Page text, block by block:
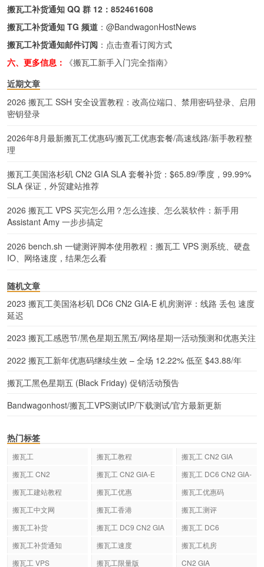
搬瓦工补货通知 QQ 群 12： 852461608
搬瓦工补货通知 TG 频道 ： @BandwagonHostNews
搬瓦工补货通知邮件订阅 ： 点击查看订阅方式
六、更多信息：
《搬瓦工新手入门完全指南》
近期文章
2026 搬瓦工 SSH 安全设置教程：改高位端口、禁用密码登录、启用
密钥登录
2026年8月最新搬瓦工优惠码/搬瓦工优惠套餐/高速线路/新手教程整
理
搬瓦工美国洛杉矶 CN2 GIA SLA 套餐补货：$65.89/季度，99.99%
SLA 保证，外贸建站推荐
2026 搬瓦工 VPS 买完怎么用？怎么连接、怎么装软件：新手用
Assistant Amy 一步步搞定
2026 bench.sh 一键测评脚本使用教程：搬瓦工 VPS 测系统、硬盘
IO、网络速度，结果怎么看
随机文章
2023 搬瓦工美国洛杉矶 DC6 CN2 GIA-E 机房测评：线路 丢包 速度
延迟
2023 搬瓦工感恩节/黑色星期五黑五/网络星期一活动预测和优惠关注
2022 搬瓦工新年优惠码继续生效 – 全场 12.22% 低至 $43.88/年
搬瓦工黑色星期五 (Black Friday) 促销活动预告
Bandwagonhost/搬瓦工VPS测试IP/下载测试/官方最新更新
热门标签
搬瓦工 搬瓦工教程
搬瓦工 CN2 GIA
搬瓦工 CN2
搬瓦工 CN2 GIA-E
搬瓦工 DC6 CN2 GIA-
搬瓦工建站教程 搬瓦工优惠
搬瓦工优惠码
搬瓦工中文网
搬瓦工香港
搬瓦工测评
搬瓦工补货
搬瓦工 DC9 CN2 GIA
搬瓦工 DC6
搬瓦工补货通知
搬瓦工速度
搬瓦工机房
搬瓦工 VPS
搬瓦工限量版 CN2 GIA